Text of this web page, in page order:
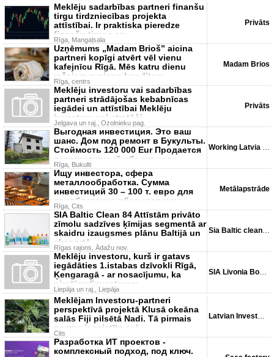
Meklēju sadarbības partneri finanšu
tirgu tirdzniecības projekta
attīstībai. Ir praktiska pieredze
finanšu tirgos ap
Rīga, Mangaļsala
Privāts
Uzņēmums „Madam Brioš” aicina
partneri kopīgi atvērt vēl vienu
kafejnīcu Rīgā. Mēs katru dienu
ražojam svaigus konditore
Rīga, centrs
Madam Brios
Meklēju investoru vai sadarbības
partneri strādājošas kebabnīcas
iegādei un attīstībai Meklēju
investoru vai stratēģi
Jelgava un raj., Ozolnieku pag.
Privāts
Выгодная инвестиция. Это ваш
шанс. Дом под ремонт в Букульты.
Стоймость 120 000 Eur Продается
перспективный объект недв
Rīga, Bukulti
Working Latvia SIA
Ищу инвестора, сфера
металлообработка. Сумма
инвестиций 30 – 100 т. евро для
приобретение оборудование.
Долевое учас
Rīga, Cits
Metālapstrāde
SIA Baltic Clean 84 Attīstām privāto
zīmolu sadzīves ķīmijas segmentā ar
skaidru izaugsmes plānu Baltijā un
eksportā.
Rīgas rajons, Ādažu nov.
Sia Baltic clean 84
Meklēju investoru, kurš ir gatavs
iegādāties 1.istabas dzīvokli Rīgā,
Ķengaragā - ar nosacījumu, ka
pircējam/investoram
Liepāja un raj., Liepāja
SIA Livonia Books
Meklējam Investoru-partneri
perspektīvā projektā Klusā okeāna
salās Fiji pilsētā Nadi. Tā pirmais
posms ir saistīts ar i
Cits
Latvian Investments & A...
Разработка ИТ проектов -
комплексный подход, под ключ.